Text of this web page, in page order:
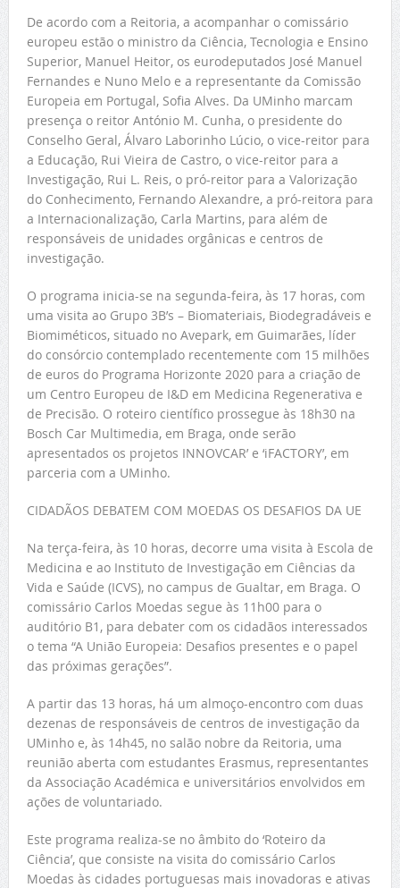
De acordo com a Reitoria, a acompanhar o comissário
europeu estão o ministro da Ciência, Tecnologia e Ensino
Superior, Manuel Heitor, os eurodeputados José Manuel
Fernandes e Nuno Melo e a representante da Comissão
Europeia em Portugal, Sofia Alves. Da UMinho marcam
presença o reitor António M. Cunha, o presidente do
Conselho Geral, Álvaro Laborinho Lúcio, o vice-reitor para
a Educação, Rui Vieira de Castro, o vice-reitor para a
Investigação, Rui L. Reis, o pró-reitor para a Valorização
do Conhecimento, Fernando Alexandre, a pró-reitora para
a Internacionalização, Carla Martins, para além de
responsáveis de unidades orgânicas e centros de
investigação.
O programa inicia-se na segunda-feira, às 17 horas, com
uma visita ao Grupo 3B’s – Biomateriais, Biodegradáveis e
Biomiméticos, situado no Avepark, em Guimarães, líder
do consórcio contemplado recentemente com 15 milhões
de euros do Programa Horizonte 2020 para a criação de
um Centro Europeu de I&D em Medicina Regenerativa e
de Precisão. O roteiro científico prossegue às 18h30 na
Bosch Car Multimedia, em Braga, onde serão
apresentados os projetos INNOVCAR’ e ‘iFACTORY’, em
parceria com a UMinho.
CIDADÃOS DEBATEM COM MOEDAS OS DESAFIOS DA UE
Na terça-feira, às 10 horas, decorre uma visita à Escola de
Medicina e ao Instituto de Investigação em Ciências da
Vida e Saúde (ICVS), no campus de Gualtar, em Braga. O
comissário Carlos Moedas segue às 11h00 para o
auditório B1, para debater com os cidadãos interessados
o tema “A União Europeia: Desafios presentes e o papel
das próximas gerações”.
A partir das 13 horas, há um almoço-encontro com duas
dezenas de responsáveis de centros de investigação da
UMinho e, às 14h45, no salão nobre da Reitoria, uma
reunião aberta com estudantes Erasmus, representantes
da Associação Académica e universitários envolvidos em
ações de voluntariado.
Este programa realiza-se no âmbito do ‘Roteiro da
Ciência’, que consiste na visita do comissário Carlos
Moedas às cidades portuguesas mais inovadoras e ativas